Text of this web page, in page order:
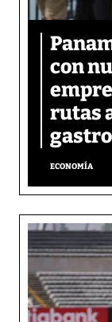
con
rutas
ECONOMÍA